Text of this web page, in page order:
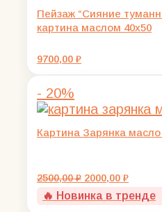
Пейзаж “Сияние
картина маслом 40х50
9700,00 ₽
- 20%
Картина Зарянка масло
2500,00₽ Первоначальная
составляла
2000,00 ₽
2000,00
🔥 Новинка в тренде